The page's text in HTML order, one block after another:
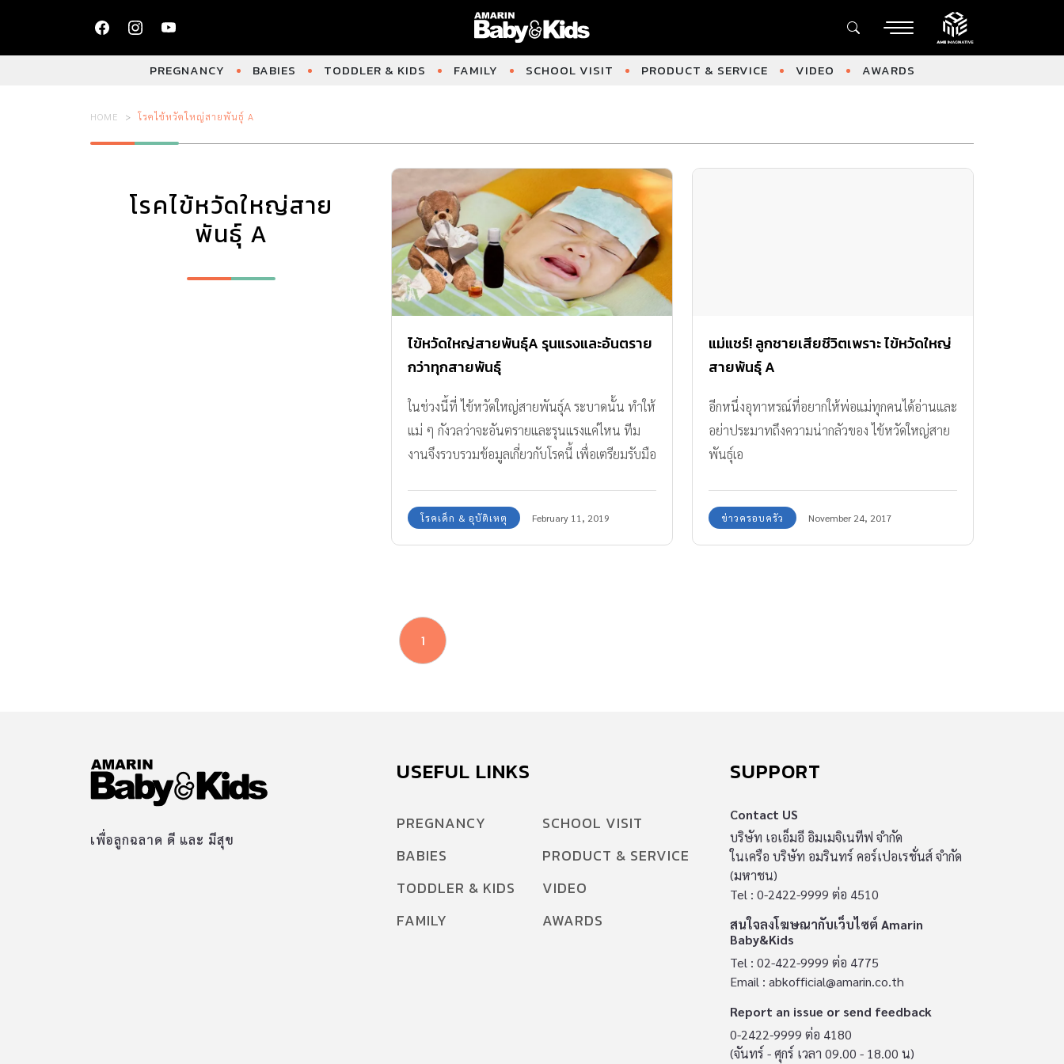
PREGNANCY BABIES TODDLER & KIDS FAMILY SCHOOL VISIT PRODUCT & SERVICE VIDEO AWARDS
HOME โรคไข้หวัดใหญ่สายพันธุ์ A
โรคไข้หวัดใหญ่สาย
พันธุ์ A
ไข้หวัดใหญ่สายพันธุ์A รุนแรงและอันตราย
กว่าทุกสายพันธุ์
ในช่วงนี้ที่ ไข้หวัดใหญ่สายพันธุ์A ระบาดนั้น ทำให้
แม่ ๆ กังวลว่าจะอันตรายและรุนแรงแค่ไหน ทีม
งานจึงรวบรวมข้อมูลเกี่ยวกับโรคนี้ เพื่อเตรียมรับมือ
โรคเด็ก & อุบัติเหตุ February 11, 2019
แม่แชร์! ลูกชายเสียชีวิตเพราะ ไข้หวัดใหญ่
สายพันธุ์ A
อีกหนึ่งอุทาหรณ์ที่อยากให้พ่อแม่ทุกคนได้อ่านและ
อย่าประมาทถึงความน่ากลัวของ ไข้หวัดใหญ่สาย
พันธุ์เอ
ข่าวครอบครัว November 24, 2017
1
เพื่อลูกฉลาด ดี และ มีสุข
USEFUL LINKS
PREGNANCY
BABIES
TODDLER & KIDS
FAMILY
SCHOOL VISIT
PRODUCT & SERVICE
VIDEO
AWARDS
SUPPORT
Contact US
บริษัท เอเอ็มอี อิมเมจิเนทีฟ จำกัด
ในเครือ บริษัท อมรินทร์ คอร์เปอเรชั่นส์ จำกัด
(มหาชน)
Tel : 0-2422-9999 ต่อ 4510
สนใจลงโฆษณากับเว็บไซต์ Amarin
Baby&Kids
Tel : 02-422-9999 ต่อ 4775
Email : abkofficial@amarin.co.th
Report an issue or send feedback
0-2422-9999 ต่อ 4180
(จันทร์ - ศุกร์ เวลา 09.00 - 18.00 น)